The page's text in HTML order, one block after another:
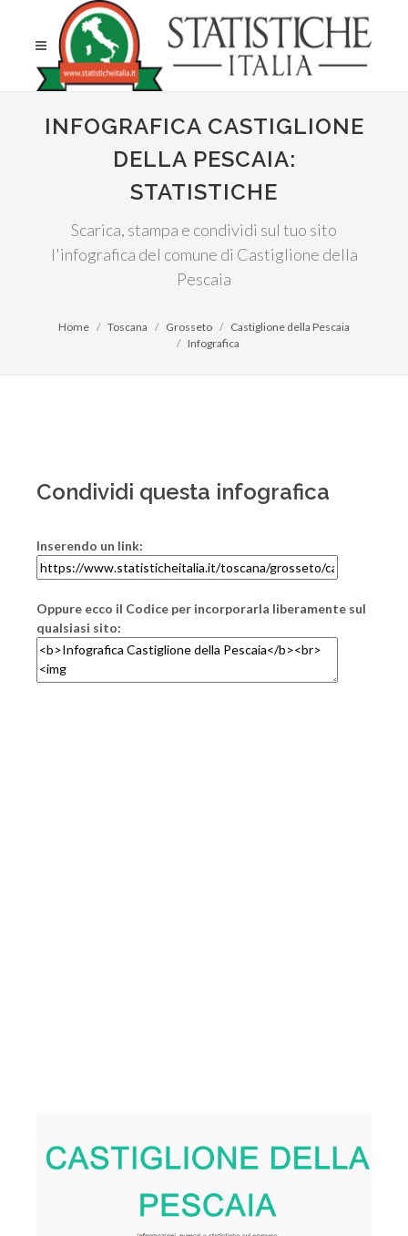
INFOGRAFICA CASTIGLIONE
DELLA PESCAIA:
STATISTICHE
Scarica, stampa e condividi sul tuo sito
l'infografica del comune di Castiglione della
Pescaia
Home Toscana Grosseto
Castiglione della Pescaia
Infografica
Condividi questa infografica
Inserendo un link:
Oppure ecco il Codice per incorporarla liberamente sul
qualsiasi sito: